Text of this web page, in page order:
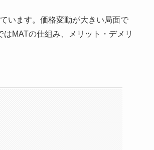
います。価格変動が大きい局面で
MATの仕組み、メリット・デメリ